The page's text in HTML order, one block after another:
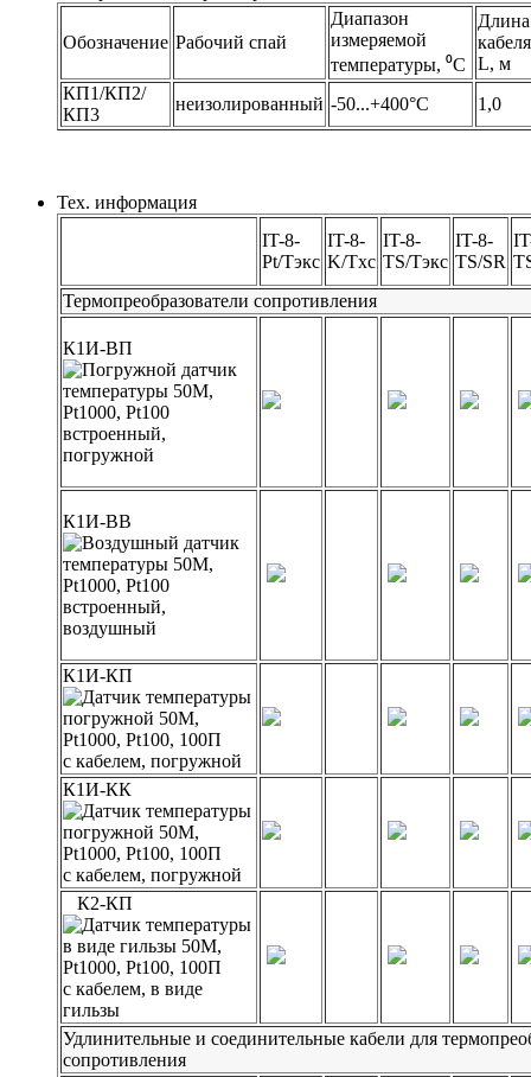
Обозначение Рабочий спай
Диапазон
измеряемой
температуры, ⁰С
Длина
L, м
КП1/КП2/
КП3
неизолированный -50...+400°С 1,0
Тех. информация
IT-8-
Pt/Tэкс
IT-8-
K/Tхс
IT-8-
TS/Tэкс
IT-8-
TS/SR
Термопреобразователи сопротивления
К1И-ВП
встроенный,
погружной
К1И-ВВ
встроенный,
воздушный
К1И-КП
с кабелем, погружной
К1И-КК
с кабелем, погружной
К2-КП
с кабелем, в виде
гильзы
Удлинительные и соединительные кабели для
сопротивления